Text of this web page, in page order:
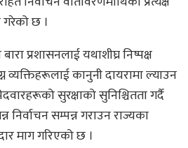
छ ।
प्रशासनलाई यथाशीघ्र निष्पक्ष
व्यक्तिहरूलाई कानुनी दायरामा ल्याउन
सुरक्षाको सुनिश्चितता गर्दै
सम्पन्न गराउन राज्यका
माग गरिएको छ ।